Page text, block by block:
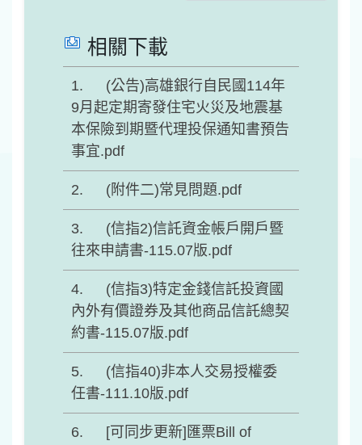
相關下載
(公告)高雄銀行自民國114年
9月起定期寄發住宅火災及地震基
本保險到期暨代理投保通知書預告
事宜.pdf
(附件二)常見問題.pdf
(信指2)信託資金帳戶開戶暨
往來申請書-115.07版.pdf
(信指3)特定金錢信託投資國
內外有價證券及其他商品信託總契
約書-115.07版.pdf
(信指40)非本人交易授權委
任書-111.10版.pdf
[可同步更新]匯票Bill of